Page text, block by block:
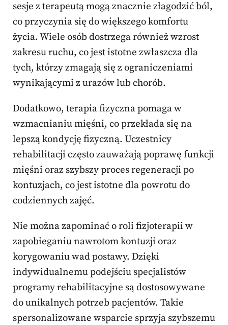
sesje z terapeutą mogą znacznie złagodzić ból,
co przyczynia się do większego komfortu
życia. Wiele osób dostrzega również wzrost
zakresu ruchu, co jest istotne zwłaszcza dla
tych, którzy zmagają się z ograniczeniami
wynikającymi z urazów lub chorób.
Dodatkowo, terapia fizyczna pomaga w
wzmacnianiu mięśni, co przekłada się na
lepszą kondycję fizyczną. Uczestnicy
rehabilitacji często zauważają poprawę funkcji
mięśni oraz szybszy proces regeneracji po
kontuzjach, co jest istotne dla powrotu do
codziennych zajęć.
Nie można zapominać o roli fizjoterapii w
zapobieganiu nawrotom kontuzji oraz
korygowaniu wad postawy. Dzięki
indywidualnemu podejściu specjalistów
programy rehabilitacyjne są dostosowywane
do unikalnych potrzeb pacjentów. Takie
spersonalizowane wsparcie sprzyja szybszemu